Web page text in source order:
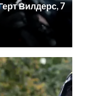
Вилдерс, 7